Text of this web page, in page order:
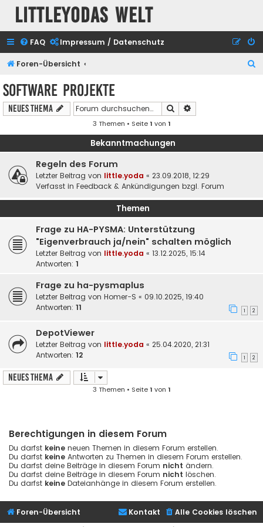
Littleyodas Welt
FAQ Impressum / Datenschutz
Foren-Übersicht
Software Projekte
Neues Thema Suche
3 Themen • Seite1 von 1
Bekanntmachungen
Regeln des Forum
Letzter Beitrag von little.yoda « 23.09.2018, 12:29
Verfasst in Feedback & Ankündigungen bzgl. Forum
Themen
Frage zu HA-PYSMA: Unterstützung
"Eigenverbrauch ja/nein" schalten möglich
Letzter Beitrag von little.yoda « 13.12.2025, 15:14
Antworten: 1
Frage zu ha-pysmaplus
Letzter Beitrag von Homer-S « 09.10.2025, 19:40
Antworten: 11 1 2
DepotViewer
Letzter Beitrag von little.yoda « 25.04.2020, 21:31
Antworten: 12 1 2
Neues Thema
3 Themen • Seite1 von 1
Berechtigungen in diesem Forum
Du darfst keine neuen Themen in diesem Forum erstellen.
Du darfst keine Antworten zu Themen in diesem Forum erstellen.
Du darfst deine Beiträge in diesem Forum nicht ändern.
Du darfst deine Beiträge in diesem Forum nicht löschen.
Du darfst keine Dateianhänge in diesem Forum erstellen.
Foren-Übersicht Alle Cookies löschen
Kontakt